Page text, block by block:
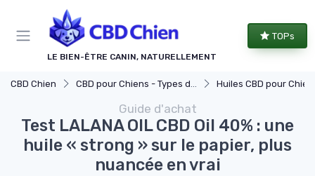
LE BIEN-ÊTRE CANIN, NATURELLEMENT
TOPs
CBD Chien CBD pour Chiens - Types de Produits Huiles CBD pour
Guide d'achat
Test LALANA OIL CBD Oil 40% : une
huile « strong » sur le papier, plus
nuancée en vrai
Panneau de gestion des cookies